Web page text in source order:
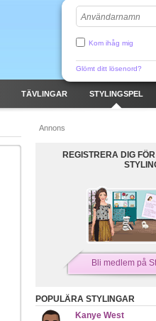
Användarnamn
Kom ihåg mig
Glömt ditt lösenord?
TÄVLINGAR STYLINGSPEL
Annons
REGISTRERA DIG
Bli medlem på
POPULÄRA STYLINGAR
Kanye West